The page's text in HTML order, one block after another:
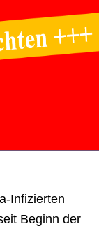
Infizierten
Beginn der